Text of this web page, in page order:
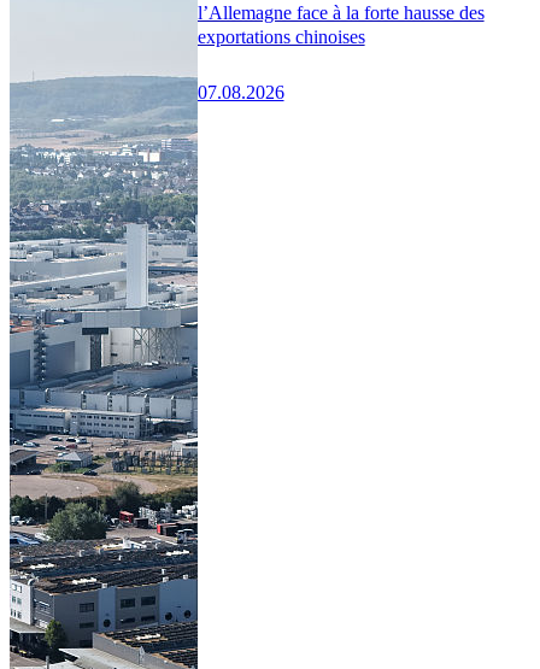
l’Allemagne face à la forte hausse des
exportations chinoises
07.08.2026